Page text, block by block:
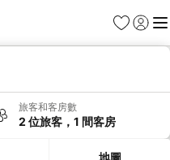
我的最愛
登入 選
旅客和客房數
2 位旅客，1 間客房
地圖